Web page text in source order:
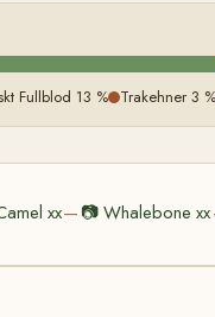
Fullblod 13 % Trakehner 3 %
xx— 📷Whalebone xx